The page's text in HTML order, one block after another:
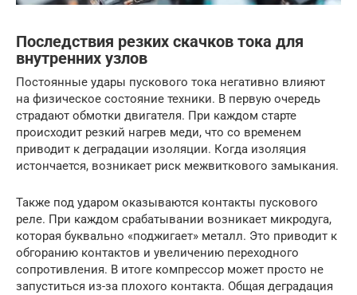
Последствия резких скачков тока для
внутренних узлов
Постоянные удары пускового тока негативно влияют
на физическое состояние техники. В первую очередь
страдают обмотки двигателя. При каждом старте
происходит резкий нагрев меди, что со временем
приводит к деградации изоляции. Когда изоляция
истончается, возникает риск межвиткового замыкания.
Также под ударом оказываются контакты пускового
реле. При каждом срабатывании возникает микродуга,
которая буквально «поджигает» металл. Это приводит к
обгоранию контактов и увеличению переходного
сопротивления. В итоге компрессор может просто не
запуститься из-за плохого контакта. Общая деградация